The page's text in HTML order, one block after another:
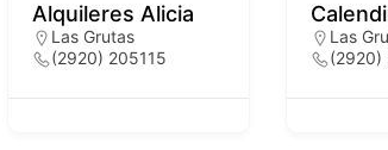
Alquileres Alicia
Las Grutas
(2920) 205115
Las
(2920)